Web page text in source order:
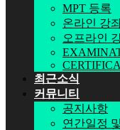
MPT 등록
온라인 강
오프라인
최근소식
커뮤니티
공지사항
연간일정